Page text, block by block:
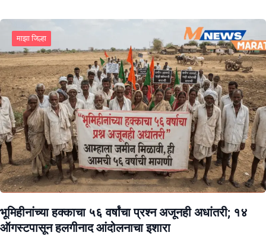
माझा जिल्हा
भूमिहीनांच्या हक्काचा ५६ वर्षांचा प्रश्न अजूनही अधांतरी; १४
ऑगस्टपासून हलगीनाद आंदोलनाचा इशारा